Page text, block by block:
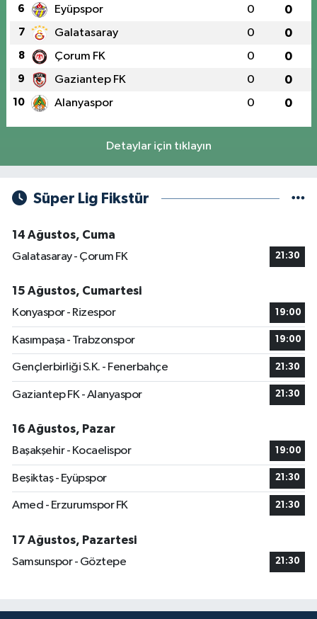
6 Eyüpspor 0 0
7 Galatasaray 0 0
8 Çorum FK 0 0
9 Gaziantep FK 0 0
10 Alanyaspor 0 0
Detaylar için tıklayın
Süper Lig Fikstür
14 Ağustos, Cuma
Galatasaray - Çorum FK
21:30
15 Ağustos, Cumartesi
Konyaspor - Rizespor
19:00
Kasımpaşa - Trabzonspor 19:00
Gençlerbirliği S.K. - Fenerbahçe 21:30
Gaziantep FK - Alanyaspor 21:30
16 Ağustos, Pazar
Başakşehir - Kocaelispor
19:00
Beşiktaş - Eyüpspor 21:30
Amed - Erzurumspor FK 21:30
17 Ağustos, Pazartesi
Samsunspor - Göztepe
21:30